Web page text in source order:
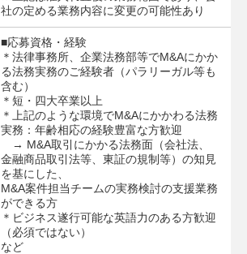
社の定める業務内容に変更の可能性あり
■応募資格・経験
＊法律事務所、企業法務部等でM&Aにかか
る法務実務のご経験者（パラリーガル等も
含む）
＊短・四大卒業以上
＊上記のような環境でM&Aにかかわる法務
実務：年齢相応の経験豊富な方歓迎
→ M&A取引にかかる法務面（会社法、
金融商品取引法等、東証の規制等）の知見
を基にした、
M&A案件担当チームの実務検討の支援業務
ができる方
＊ビジネス遂行可能な英語力のある方歓迎
（必須ではない）
など